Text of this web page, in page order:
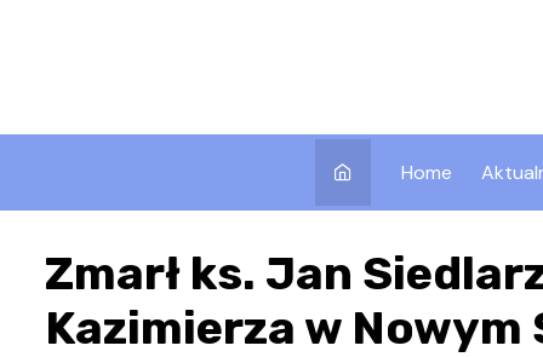
Home
Zmarł ks. Jan
Kazimierza w Nowym